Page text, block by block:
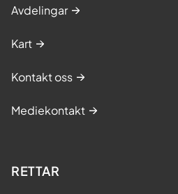
Avdelingar
Kart
Kontakt oss
Mediekontakt
RETTAR